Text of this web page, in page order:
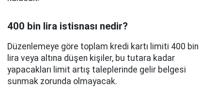
400 bin lira istisnası nedir?
Düzenlemeye göre toplam kredi kartı limiti 400 bin
lira veya altına düşen kişiler, bu tutara kadar
yapacakları limit artış taleplerinde gelir belgesi
sunmak zorunda olmayacak.